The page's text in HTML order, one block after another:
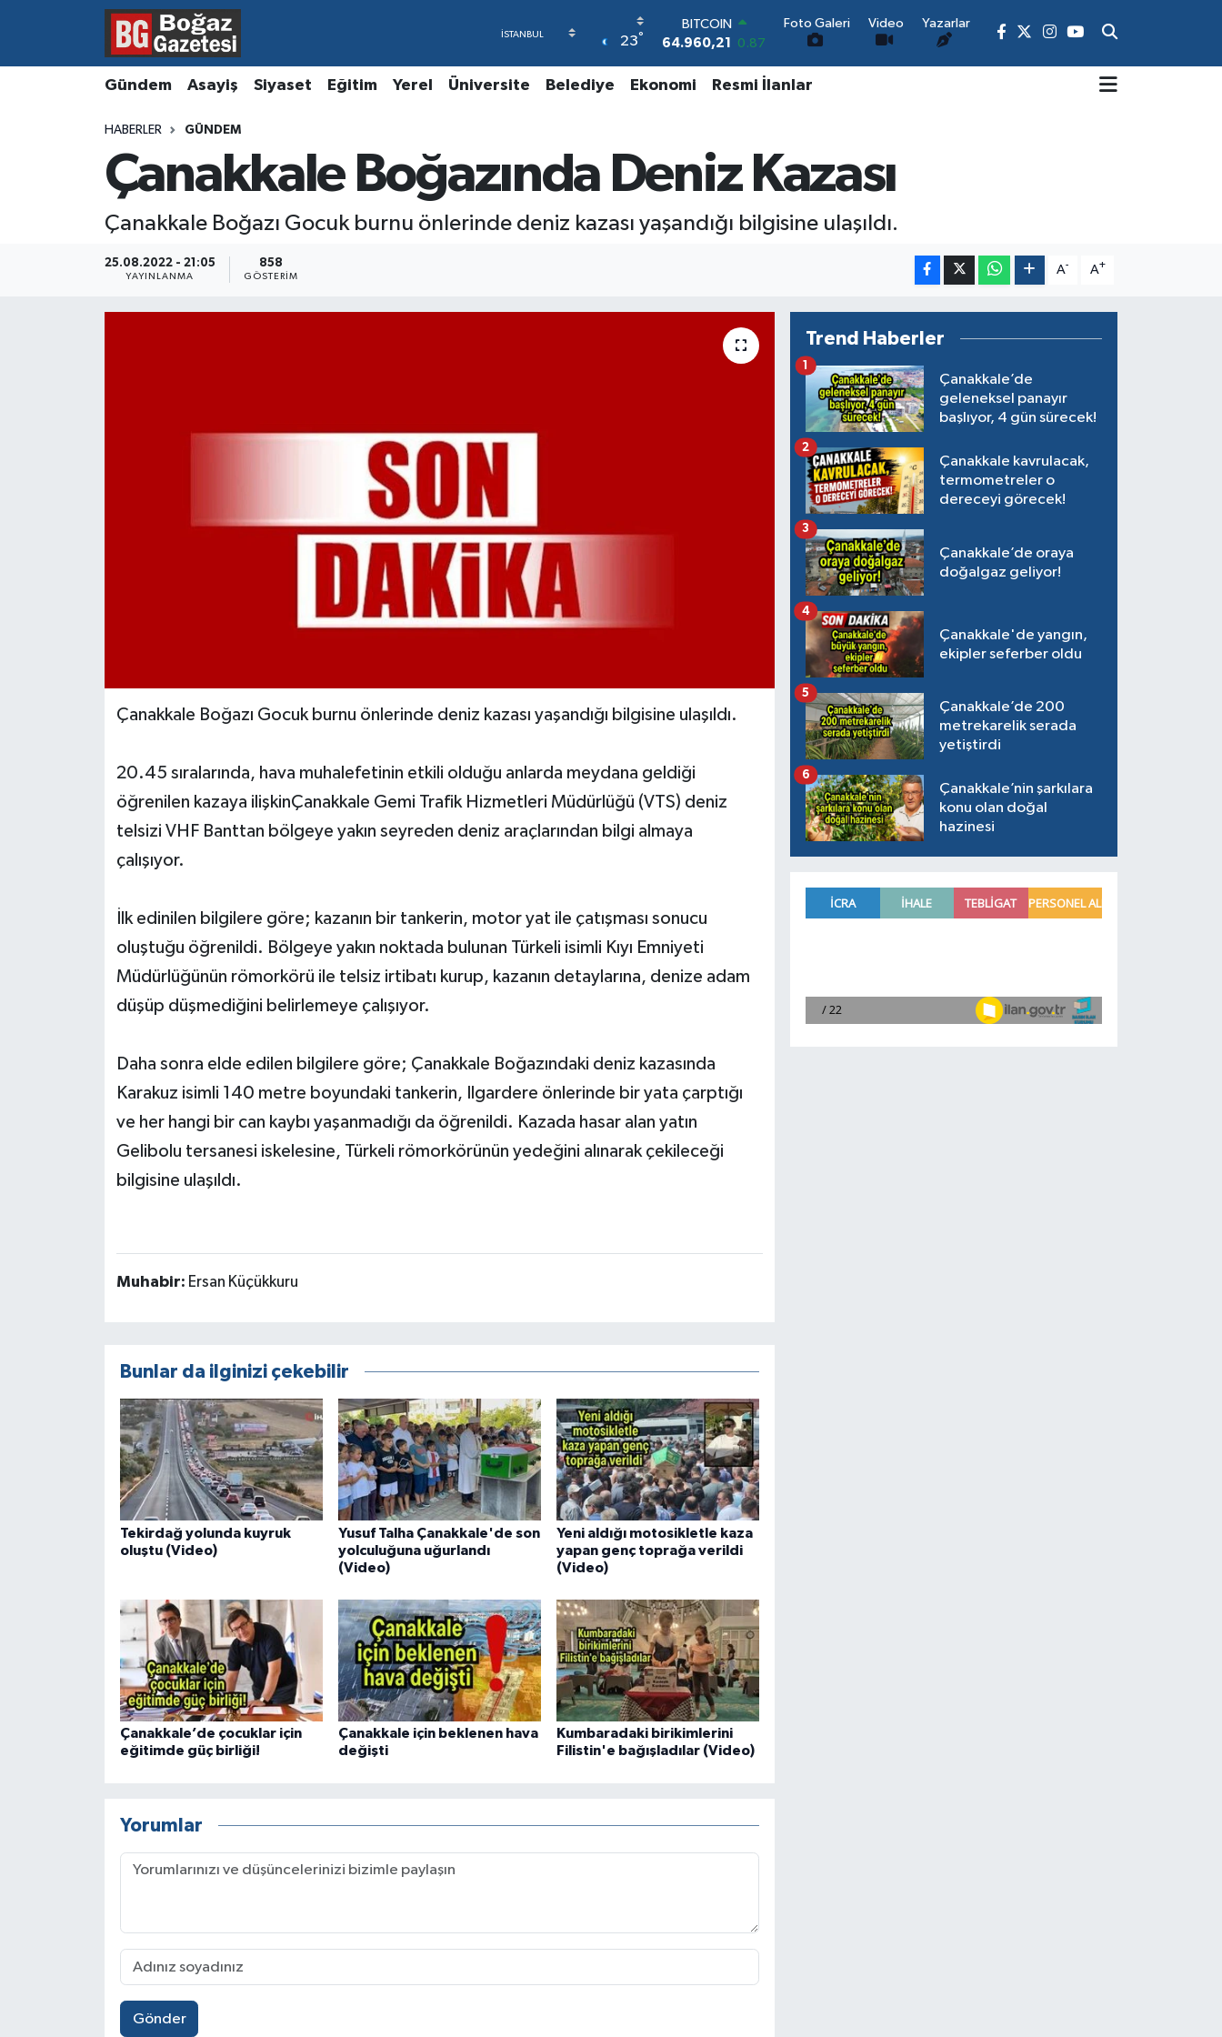
23°
BITCOIN
64.960,21
0.87
47,7436 0.18
64,4811
0.38
GRAM ALTIN
BİST100
13.779 -14
Foto Galeri Video Yazarlar
Gündem Asayiş Siyaset Eğitim Yerel Üniversite Belediye Ekonomi Resmi İlanlar
HABERLER GÜNDEM
Çanakkale Boğazında Deniz Kazası
Çanakkale Boğazı Gocuk burnu önlerinde deniz kazası yaşandığı bilgisine ulaşıldı.
25.08.2022 - 21:05
YAYINLANMA
858
GÖSTERIM
A- A+
Çanakkale Boğazı Gocuk burnu önlerinde deniz kazası yaşandığı bilgisine ulaşıldı.
20.45 sıralarında, hava muhalefetinin etkili olduğu anlarda meydana geldiği
öğrenilen kazaya ilişkinÇanakkale Gemi Trafik Hizmetleri Müdürlüğü (VTS) deniz
telsizi VHF Banttan bölgeye yakın seyreden deniz araçlarından bilgi almaya
çalışıyor.
İlk edinilen bilgilere göre; kazanın bir tankerin, motor yat ile çatışması sonucu
oluştuğu öğrenildi. Bölgeye yakın noktada bulunan Türkeli isimli Kıyı Emniyeti
Müdürlüğünün römorkörü ile telsiz irtibatı kurup, kazanın detaylarına, denize adam
düşüp düşmediğini belirlemeye çalışıyor.
Daha sonra elde edilen bilgilere göre; Çanakkale Boğazındaki deniz kazasında
Karakuz isimli 140 metre boyundaki tankerin, Ilgardere önlerinde bir yata çarptığı
ve her hangi bir can kaybı yaşanmadığı da öğrenildi. Kazada hasar alan yatın
Gelibolu tersanesi iskelesine, Türkeli römorkörünün yedeğini alınarak çekileceği
bilgisine ulaşıldı.
Muhabir: Ersan Küçükkuru
Bunlar da ilginizi çekebilir
Tekirdağ yolunda kuyruk
oluştu (Video)
Yusuf Talha Çanakkale'de son
yolculuğuna uğurlandı
(Video)
Yeni aldığı motosikletle kaza
yapan genç toprağa verildi
(Video)
Çanakkale’de çocuklar için
eğitimde güç birliği!
Çanakkale için beklenen hava
değişti
Kumbaradaki birikimlerini
Filistin'e bağışladılar (Video)
Yorumlar
Gönder
Trend Haberler
Çanakkale’de
geleneksel panayır
başlıyor, 4 gün sürecek!
1
Çanakkale kavrulacak,
termometreler o
dereceyi görecek!
2
Çanakkale’de oraya
doğalgaz geliyor!
3
Çanakkale'de yangın,
ekipler seferber oldu
4
Çanakkale’de 200
metrekarelik serada
yetiştirdi
5
Çanakkale’nin şarkılara
konu olan doğal
hazinesi
6
Asayiş
Ekonomi
Kültür ve Sanat
Hava Durumu
Süper Lig Puan Durumu ve Fikstür
Son Dakika Haberleri